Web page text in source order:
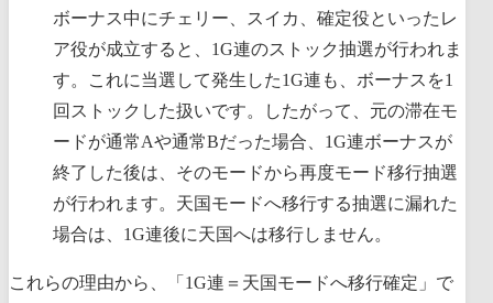
ボーナス中にチェリー、スイカ、確定役といったレ
ア役が成立すると、1G連のストック抽選が行われま
す。これに当選して発生した1G連も、ボーナスを1
回ストックした扱いです。したがって、元の滞在モ
ードが通常Aや通常Bだった場合、1G連ボーナスが
終了した後は、そのモードから再度モード移行抽選
が行われます。天国モードへ移行する抽選に漏れた
場合は、1G連後に天国へは移行しません。
これらの理由から、「1G連＝天国モードへ移行確定」で